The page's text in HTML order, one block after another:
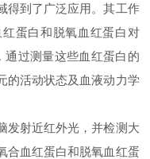
得到了广泛应用。其工作
蛋白和脱氧血红蛋白对
通过测量这些血红蛋白的
的活动状态及血液动力学
射近红外光，并检测大
合血红蛋白和脱氧血红蛋